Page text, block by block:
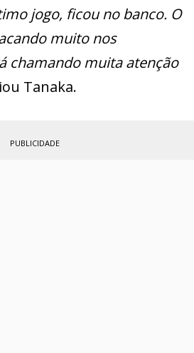
jogo, ficou no banco. O
muito nos
chamando muita atenção
Tanaka.
PUBLICIDADE